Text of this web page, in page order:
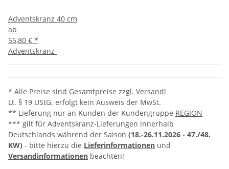
Adventskranz 40 cm
ab
55,80 € *
Adventskranz
* Alle Preise sind Gesamtpreise zzgl. Versand!
Lt. § 19 UStG. erfolgt kein Ausweis der MwSt.
** Lieferung nur an Kunden der Kundengruppe REGION
*** gilt für Adventskranz-Lieferungen innerhalb
Deutschlands während der Saison (18.-26.11.2026 - 47./48.
KW) - bitte hierzu die Lieferinformationen und
Versandinformationen beachten!